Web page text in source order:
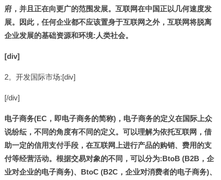
府，并且正在向更广的范围发展。互联网在中国正以几何速度发
展。因此，任何企业都不应该置身于互联网之外，互联网将脱离
企业发展的基础资源和环境:人类社会。
[div]
2。开发国际市场:[div]
[/div]
电子商务(EC，即电子商务的简称)，电子商务的定义在国际上众
说纷纭，不同的角度有不同的定义。可以理解为依托互联网，借
助一定的信用支付手段，在互联网上进行产品的购销、费用的支
付等经营活动。根据交易对象的不同，可以分为:BtoB (B2B，企
业对企业的电子商务)、BtoC (B2C，企业对消费者的电子商务)、